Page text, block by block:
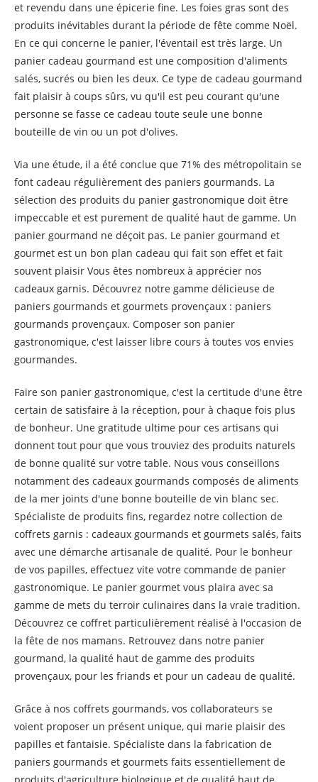
et revendu dans une épicerie fine. Les foies gras sont des
produits inévitables durant la période de fête comme Noël.
En ce qui concerne le panier, l'éventail est très large. Un
panier cadeau gourmand est une composition d'aliments
salés, sucrés ou bien les deux. Ce type de cadeau gourmand
fait plaisir à coups sûrs, vu qu'il est peu courant qu'une
personne se fasse ce cadeau toute seule une bonne
bouteille de vin ou un pot d'olives.
Via une étude, il a été conclue que 71% des métropolitain se
font cadeau régulièrement des paniers gourmands. La
sélection des produits du panier gastronomique doit être
impeccable et est purement de qualité haut de gamme. Un
panier gourmand ne déçoit pas. Le panier gourmand et
gourmet est un bon plan cadeau qui fait son effet et fait
souvent plaisir Vous êtes nombreux à apprécier nos
cadeaux garnis. Découvrez notre gamme délicieuse de
paniers gourmands et gourmets provençaux : paniers
gourmands provençaux. Composer son panier
gastronomique, c'est laisser libre cours à toutes vos envies
gourmandes.
Faire son panier gastronomique, c'est la certitude d'une être
certain de satisfaire à la réception, pour à chaque fois plus
de bonheur. Une gratitude ultime pour ces artisans qui
donnent tout pour que vous trouviez des produits naturels
de bonne qualité sur votre table. Nous vous conseillons
notamment des cadeaux gourmands composés de aliments
de la mer joints d'une bonne bouteille de vin blanc sec.
Spécialiste de produits fins, regardez notre collection de
coffrets garnis : cadeaux gourmands et gourmets salés, faits
avec une démarche artisanale de qualité. Pour le bonheur
de vos papilles, effectuez vite votre commande de panier
gastronomique. Le panier gourmet vous plaira avec sa
gamme de mets du terroir culinaires dans la vraie tradition.
Découvrez ce coffret particulièrement réalisé à l'occasion de
la fête de nos mamans. Retrouvez dans notre panier
gourmand, la qualité haut de gamme des produits
provençaux, pour les friands et pour un cadeau de qualité.
Grâce à nos coffrets gourmands, vos collaborateurs se
voient proposer un présent unique, qui marie plaisir des
papilles et fantaisie. Spécialiste dans la fabrication de
paniers gourmands et gourmets faits essentiellement de